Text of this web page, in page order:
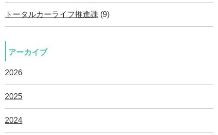
トータルカーライフ推進課 (9)
アーカイブ
2026
2025
2024